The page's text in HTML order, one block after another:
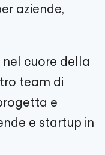
aziende,
cuore della
team di
e
e startup in